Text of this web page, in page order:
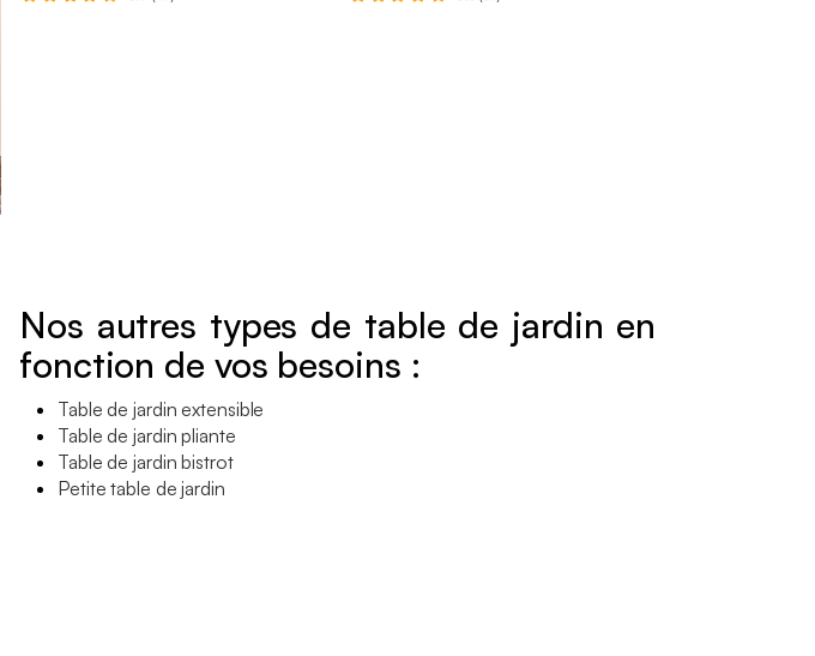
Nos autres types de table de jardin en
fonction de vos besoins :
Table de jardin extensible
Table de jardin pliante
Table de jardin bistrot
Petite table de jardin